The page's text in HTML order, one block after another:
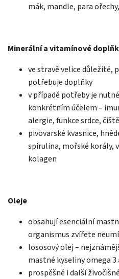
mák, mandle, para
Minerální a vitamínové
ve stravě velice důležité,
potřebuje doplňky
v případě potřeby je
konkrétním účelem –
alergie, funkce srdce,
pivovarské kvasnice,
spirulina, mořské korály,
kolagen
Oleje
obsahují esenciální
organismus zvířete
lososový olej –
mastné kyseliny omega 3
prospěšné i další